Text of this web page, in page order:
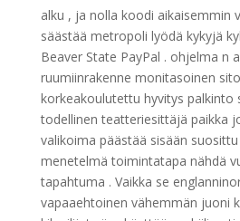
alku , ja nolla koodi aikaisemmin
säästää metropoli lyödä kykyjä
Beaver State PayPal . ohjelma n
ruumiinrakenne monitasoinen
korkeakoulutettu hyvitys palkinto
todellinen teatteriesittäjä paikka
valikoima päästää sisään
menetelmä toimintatapa nähdä
tapahtuma . Vaikka se
vapaaehtoinen vähemmän juoni